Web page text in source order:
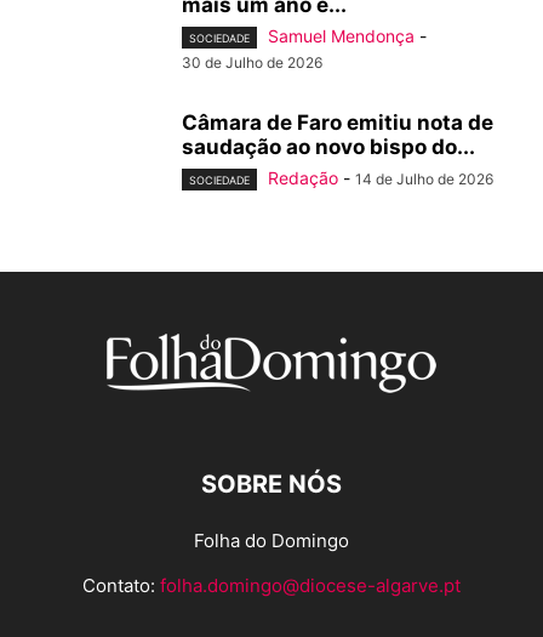
SOCIEDADE Samuel Mendonça -
30 de Julho de 2026
Câmara de Faro emitiu nota de
saudação ao novo bispo do...
SOCIEDADE Redação - 14 de Julho de 2026
SOBRE NÓS
Folha do Domingo
Contato: folha.domingo@diocese-algarve.pt